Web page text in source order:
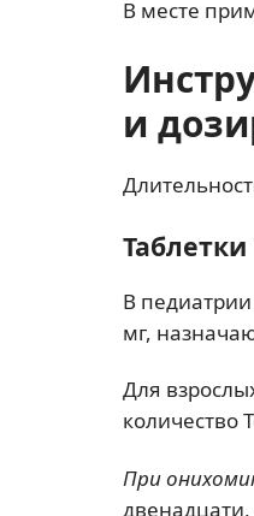
В месте
и
В
мг,
Для
количество
При